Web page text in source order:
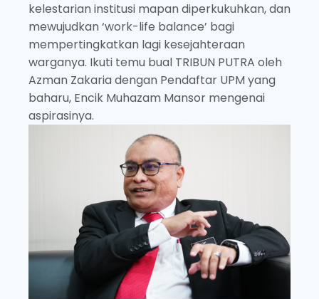
kelestarian institusi mapan diperkukuhkan, dan
mewujudkan ‘work-life balance’ bagi
mempertingkatkan lagi kesejahteraan
warganya. Ikuti temu bual TRIBUN PUTRA oleh
Azman Zakaria dengan Pendaftar UPM yang
baharu, Encik Muhazam Mansor mengenai
aspirasinya.